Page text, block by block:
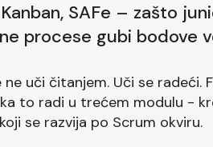
SAFe – zašto
procese gubi bodove
ne uči čitanjem. Uči se radeći.
to radi u trećem modulu -
se razvija po Scrum okviru.